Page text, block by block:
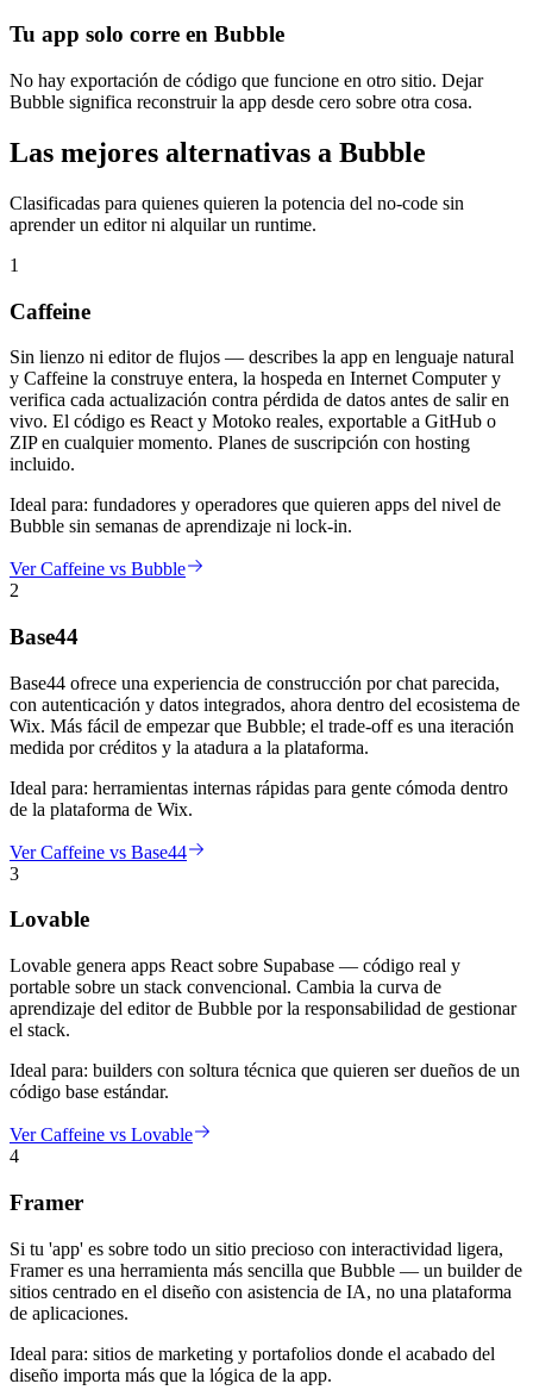
Tu app solo corre en Bubble
No hay exportación de código que funcione en otro sitio. Dejar
Bubble significa reconstruir la app desde cero sobre otra cosa.
Las mejores alternativas a Bubble
Clasificadas para quienes quieren la potencia del no-code sin
aprender un editor ni alquilar un runtime.
1
Caffeine
Sin lienzo ni editor de flujos — describes la app en lenguaje natural
y Caffeine la construye entera, la hospeda en Internet Computer y
verifica cada actualización contra pérdida de datos antes de salir en
vivo. El código es React y Motoko reales, exportable a GitHub o
ZIP en cualquier momento. Planes de suscripción con hosting
incluido.
Ideal para: fundadores y operadores que quieren apps del nivel de
Bubble sin semanas de aprendizaje ni lock-in.
Ver Caffeine vs Bubble
2
Base44
Base44 ofrece una experiencia de construcción por chat parecida,
con autenticación y datos integrados, ahora dentro del ecosistema de
Wix. Más fácil de empezar que Bubble; el trade-off es una iteración
medida por créditos y la atadura a la plataforma.
Ideal para: herramientas internas rápidas para gente cómoda dentro
de la plataforma de Wix.
Ver Caffeine vs Base44
3
Lovable
Lovable genera apps React sobre Supabase — código real y
portable sobre un stack convencional. Cambia la curva de
aprendizaje del editor de Bubble por la responsabilidad de gestionar
el stack.
Ideal para: builders con soltura técnica que quieren ser dueños de un
código base estándar.
Ver Caffeine vs Lovable
4
Framer
Si tu 'app' es sobre todo un sitio precioso con interactividad ligera,
Framer es una herramienta más sencilla que Bubble — un builder de
sitios centrado en el diseño con asistencia de IA, no una plataforma
de aplicaciones.
Ideal para: sitios de marketing y portafolios donde el acabado del
diseño importa más que la lógica de la app.